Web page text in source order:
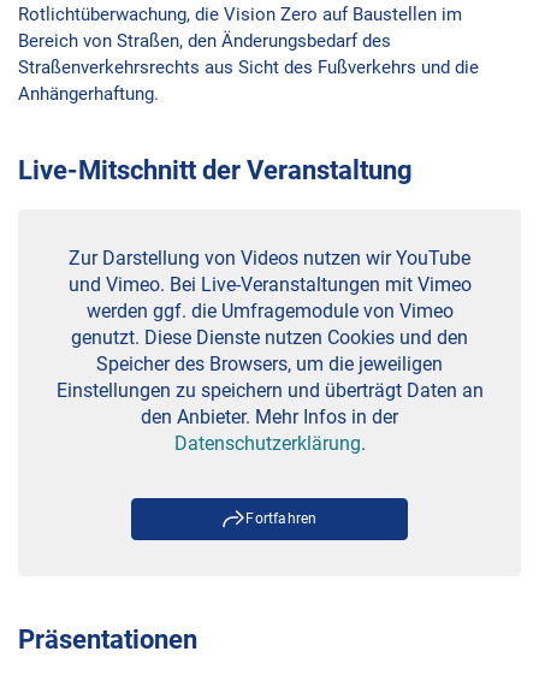
Rotlichtüberwachung, die Vision Zero auf Baustellen im
Bereich von Straßen, den Änderungsbedarf des
Straßenverkehrsrechts aus Sicht des Fußverkehrs und die
Anhängerhaftung.
Live-Mitschnitt der Veranstaltung
Zur Darstellung von Videos nutzen wir YouTube
und Vimeo. Bei Live-Veranstaltungen mit Vimeo
werden ggf. die Umfragemodule von Vimeo
genutzt. Diese Dienste nutzen Cookies und den
Speicher des Browsers, um die jeweiligen
Einstellungen zu speichern und überträgt Daten an
den Anbieter. Mehr Infos in der
Datenschutzerklärung.
Fortfahren
Präsentationen